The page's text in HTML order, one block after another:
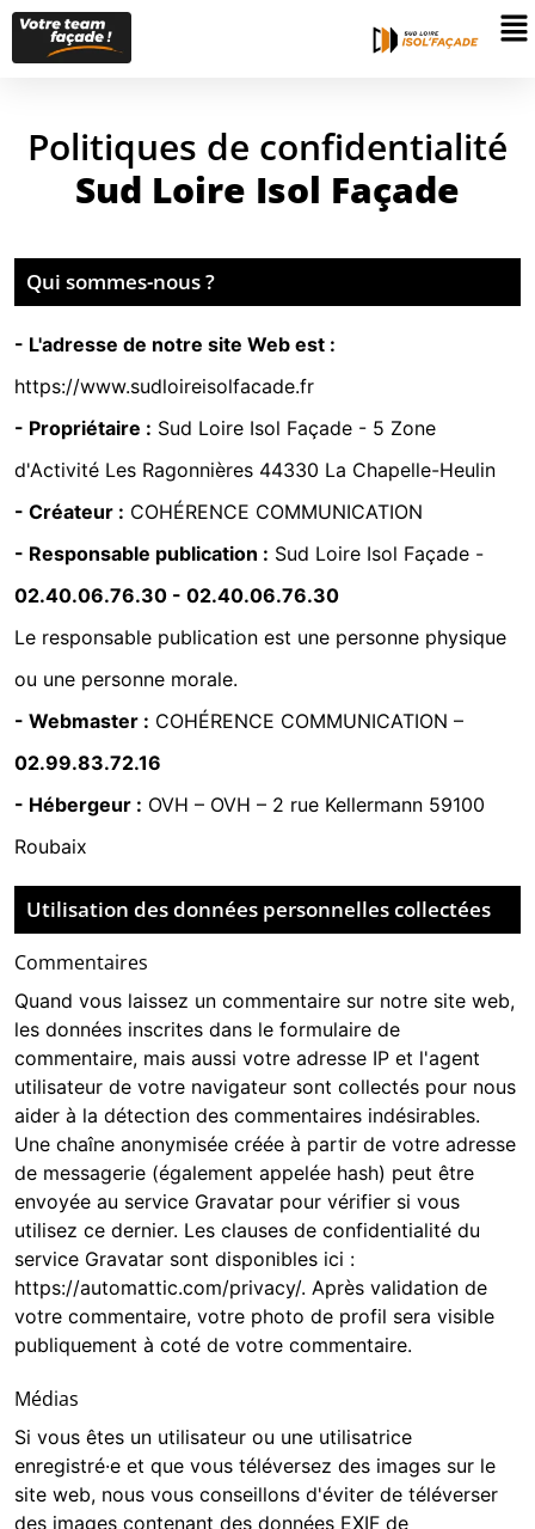
Politiques de confidentialité
Sud Loire Isol Façade
Qui sommes-nous ?
- L'adresse de notre site Web est :
https://www.sudloireisolfacade.fr
- Propriétaire : Sud Loire Isol Façade - 5 Zone
d'Activité Les Ragonnières 44330 La Chapelle-Heulin
- Créateur : COHÉRENCE COMMUNICATION
- Responsable publication : Sud Loire Isol Façade -
02.40.06.76.30 - 02.40.06.76.30
Le responsable publication est une personne physique
ou une personne morale.
- Webmaster : COHÉRENCE COMMUNICATION –
02.99.83.72.16
- Hébergeur : OVH – OVH – 2 rue Kellermann 59100
Roubaix
Utilisation des données personnelles collectées
Commentaires
Quand vous laissez un commentaire sur notre site web,
les données inscrites dans le formulaire de
commentaire, mais aussi votre adresse IP et l'agent
utilisateur de votre navigateur sont collectés pour nous
aider à la détection des commentaires indésirables.
Une chaîne anonymisée créée à partir de votre adresse
de messagerie (également appelée hash) peut être
envoyée au service Gravatar pour vérifier si vous
utilisez ce dernier. Les clauses de confidentialité du
service Gravatar sont disponibles ici :
https://automattic.com/privacy/. Après validation de
votre commentaire, votre photo de profil sera visible
publiquement à coté de votre commentaire.
Médias
Si vous êtes un utilisateur ou une utilisatrice
enregistré·e et que vous téléversez des images sur le
site web, nous vous conseillons d'éviter de téléverser
des images contenant des données EXIF de